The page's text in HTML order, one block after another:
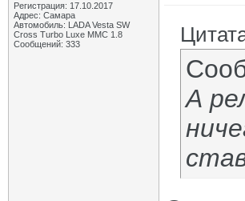
Регистрация: 17.10.2017
Адрес: Cамара
Автомобиль: LADA Vesta SW
Сross Turbo Luxe MMC 1.8
Сообщений: 333
А